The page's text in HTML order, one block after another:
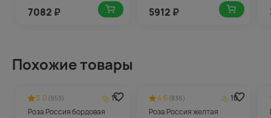
7082 ₽ 5912 ₽
Похожие товары
5.0 (953)
11
Роза Россия бордовая
4.6 (836)
10
Роза Россия желтая